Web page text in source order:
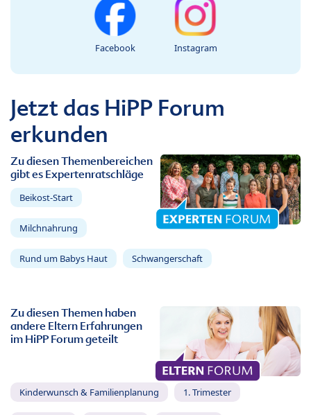
Facebook Instagram
Jetzt das HiPP Forum
erkunden
Zu diesen Themenbereichen
gibt es Expertenratschläge
Beikost-Start
Milchnahrung
Rund um Babys Haut Schwangerschaft
Zu diesen Themen haben
andere Eltern Erfahrungen
im HiPP Forum geteilt
Kinderwunsch & Familienplanung 1. Trimester